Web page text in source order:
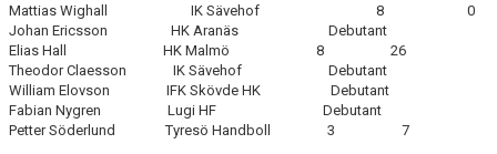
Mattias Wighall IK Sävehof 8 0
Johan Ericsson HK Aranäs Debutant
Elias Hall HK Malmö 8 26
Theodor Claesson IK Sävehof Debutant
William Elovson IFK Skövde HK Debutant
Fabian Nygren Lugi HF Debutant
Petter Söderlund Tyresö Handboll 3 7